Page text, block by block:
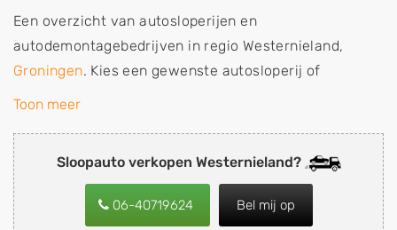
Sloopauto verkopen Westernieland?
06-40719624 Bel mij op
Een overzicht van autosloperijen en
autodemontagebedrijven in regio Westernieland,
Groningen. Kies een gewenste autosloperij of
autosloop uit de lijst die gespecialiseerd is in de
onderdelen of in de inkoop van sloopauto's,
schadeauto's en tweedehands auto's (ook zonder apk
keuring). Wilt u uw auto, camper, vrachtwagen, motor
of brommobiel snel en eenvoudig verkopen aan een
Toon meer